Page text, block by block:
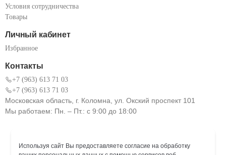
Условия сотрудничества
Товары
Личный кабинет
Избранное
Контакты
+7 (963) 613 71 03
+7 (963) 613 71 03
Московская область, г. Коломна, ул. Окский проспект 101
Мы работаем: Пн. – Пт.: с 9:00 до 18:00
Используя сайт Вы предоставляете согласие на обработку